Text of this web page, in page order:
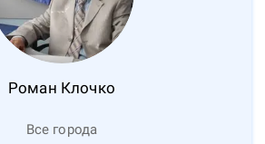
Роман Клочко
Все города